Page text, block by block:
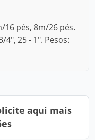
16 pés, 8m/26 pés.
4", 25 - 1". Pesos:
aqui mais